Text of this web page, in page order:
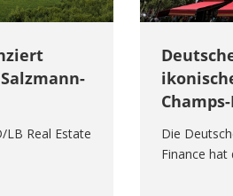
LB Real Estate
Die
Finance